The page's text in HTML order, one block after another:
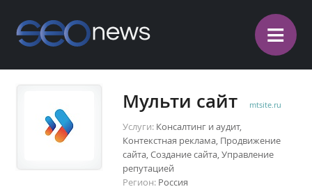
≡
Мульти сайт mtsite.ru
Услуги: Консалтинг и аудит,
Контекстная реклама, Продвижение
сайта, Создание сайта, Управление
репутацией
Регион: Россия